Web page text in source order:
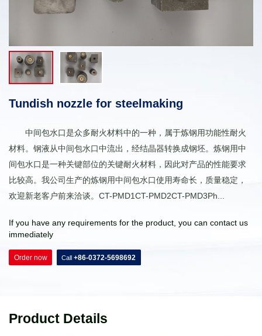
Tundish nozzle for steelmaking
中间包水口是众多耐火材料中的一种，属于炼钢用功能性耐火
材料。钢液从中间包水口中流出，经结晶器转换成钢坯。炼钢用中
间包水口是一种关键部位的关键耐火材料，因此对产品的性能要求
比较高。我公司生产的炼钢用中间包水口使用寿命长，质量稳定，
欢迎新老客户前来洽谈。CT-PMD1CT-PMD2CT-PMD3Ph...
If you have any requirements for the product, you can contact us
immediately
Order now Call+86-0372-5698692
Product Details